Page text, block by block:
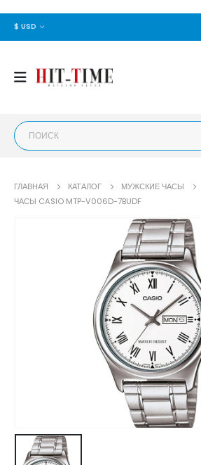
$ USD
ГЛАВНАЯ КАТАЛОГ
МУЖСКИЕ ЧАСЫ
ЧАСЫ CASIO MTP-V006D-7BUDF